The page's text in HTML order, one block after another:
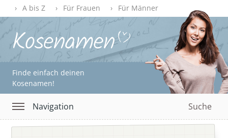
A bis Z Für Frauen Für Männer
Finde einfach deinen
Kosenamen!
Navigation Suche